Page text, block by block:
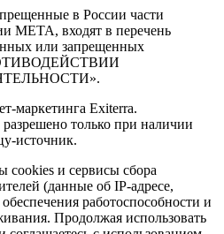
в России части
META, входят в перечень
или запрещенных
маркетинга Exiterra.
только при наличии
источник.
cookies и сервисы сбора
(данные об IP-адресе,
работоспособности и
Продолжая использовать